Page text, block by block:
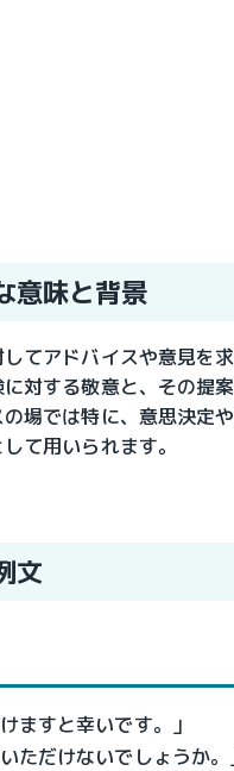
意味と背景
てアドバイスや意見を
対する敬意と、その提
場では特に、意思決定
て用いられます。
文
ますと幸いです。」
ただけないでしょうか。